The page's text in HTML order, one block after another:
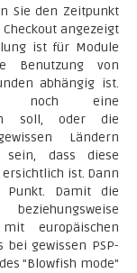
Sie den Zeitpunkt
angezeigt
ist für Module
Benutzung von
abhängig ist.
noch eine
soll, oder die
Ländern
dass diese
ist. Dann
Punkt. Damit die
europäischen
gewissen PSP-
"Blowfish mode"